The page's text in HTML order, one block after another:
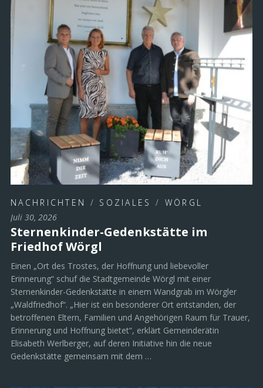
NACHRICHTEN / SOZIALES / WÖRGL
Juli 30, 2026
Sternenkinder-Gedenkstätte im
Friedhof Wörgl
Einen „Ort des Trostes, der Hoffnung und liebevoller
Erinnerung“ schuf die Stadtgemeinde Wörgl mit einer
Sternenkinder-Gedenkstätte in einem Wandgrab im Wörgler
„Waldfriedhof“. „Hier ist ein besonderer Ort entstanden, der
betroffenen Eltern, Familien und Angehörigen Raum für Trauer,
Erinnerung und Hoffnung bietet“, erklärt Gemeinderätin
Elisabeth Werlberger, auf deren Initiative hin die neue
Gedenkstätte gemeinsam mit dem …